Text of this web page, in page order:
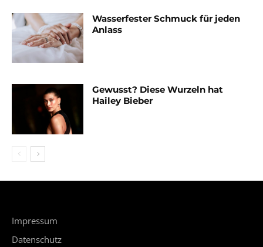
Wasserfester Schmuck für jeden
Anlass
Gewusst? Diese Wurzeln hat
Hailey Bieber
Impressum
Datenschutz